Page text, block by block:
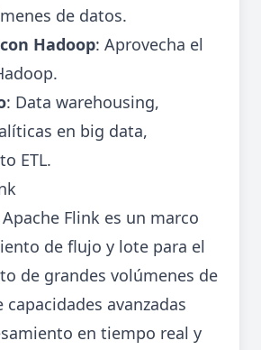
de datos.
Hadoop: Aprovecha el
: Data warehousing,
en big data,
ETL.
Apache Flink es un marco
de flujo y lote para el
de grandes volúmenes de
capacidades avanzadas
en tiempo real y